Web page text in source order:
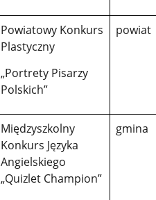
Powiatowy Konkurs
Plastyczny
„Portrety Pisarzy
Polskich”
powiat
Międzyszkolny
Konkurs Języka
Angielskiego
„Quizlet Champion”
gmina